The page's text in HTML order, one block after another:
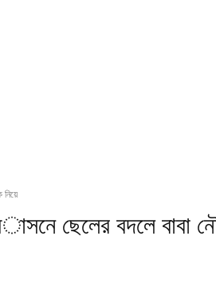
ছেলের বদলে বাবা